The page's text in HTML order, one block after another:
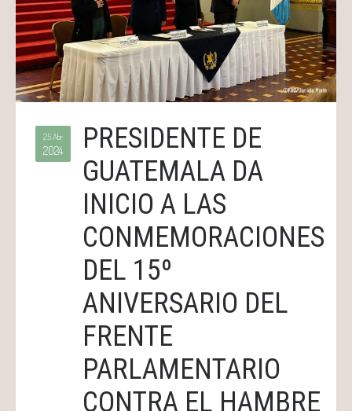
25 Abr
2024
PRESIDENTE DE
GUATEMALA DA
INICIO A LAS
CONMEMORACIONES
DEL 15º
ANIVERSARIO DEL
FRENTE
PARLAMENTARIO
CONTRA EL HAMBRE